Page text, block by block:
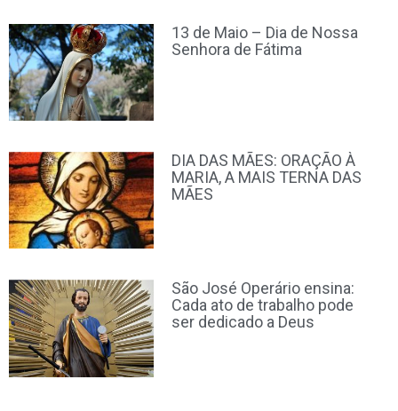
13 de Maio – Dia de Nossa
Senhora de Fátima
DIA DAS MÃES: ORAÇÃO À
MARIA, A MAIS TERNA DAS
MÃES
São José Operário ensina:
Cada ato de trabalho pode
ser dedicado a Deus